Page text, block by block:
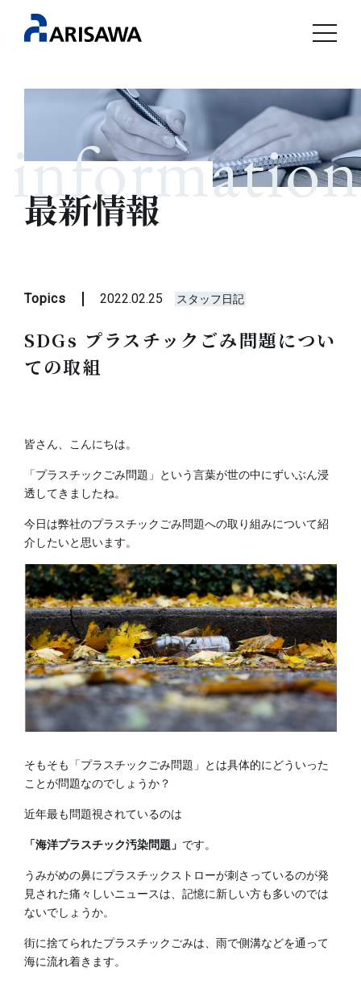
information
最新情報
Topics 2022.02.25 スタッフ日記
SDGs プラスチックごみ問題につい
ての取組
皆さん、こんにちは。
「プラスチックごみ問題」という言葉が世の中にずいぶん浸
透してきましたね。
今日は弊社のプラスチックごみ問題への取り組みについて紹
介したいと思います。
そもそも「プラスチックごみ問題」とは具体的にどういった
ことが問題なのでしょうか？
近年最も問題視されているのは
「海洋プラスチック汚染問題」 です。
うみがめの鼻にプラスチックストローが刺さっているのが発
見された痛々しいニュースは、記憶に新しい方も多いのでは
ないでしょうか。
街に捨てられたプラスチックごみは、雨で側溝などを通って
海に流れ着きます。